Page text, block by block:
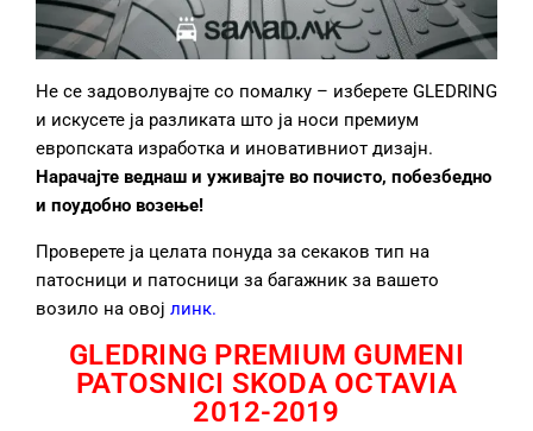
Не се задоволувајте со помалку – изберете GLEDRING
и искусете ја разликата што ја носи премиум
европската изработка и иновативниот дизајн.
Нарачајте веднаш и уживајте во почисто, побезбедно
и поудобно возење!
Проверете ја целата понуда за секаков тип на
патосници и патосници за багажник за вашето
возило на овој линк.
GLEDRING PREMIUM GUMENI
PATOSNICI SKODA OCTAVIA
2012-2019